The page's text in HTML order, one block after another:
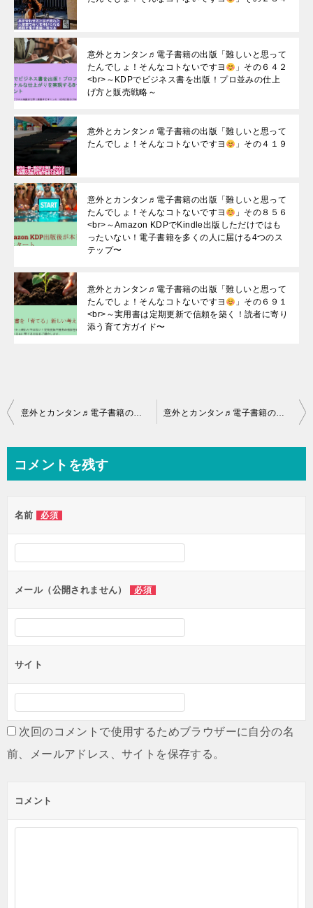
意外とカンタン♬電子書籍の出版「難しいと思って
たんでしょ！そんなコトないですヨ
」その６４２
<br>～KDPでビジネス書を出版！プロ並みの仕上
げ方と販売戦略～
意外とカンタン♬電子書籍の出版「難しいと思って
たんでしょ！そんなコトないですヨ
」その４１９
意外とカンタン♬電子書籍の出版「難しいと思って
たんでしょ！そんなコトないですヨ
」その８５６
<br>～Amazon KDPでKindle出版しただけではも
ったいない！電子書籍を多くの人に届ける4つのス
テップ〜
意外とカンタン♬電子書籍の出版「難しいと思って
たんでしょ！そんなコトないですヨ
」その６９１
<br>～実用書は定期更新で信頼を築く！読者に寄り
添う育て方ガイド〜
投
ビ
ー
シ
ョ
ン
意外とカンタン♬電子書籍の出版「難しいと思ってたんでしょ！そんなコトないですヨ 意外とカンタン♬電子書籍の出版「難しいと思ってたんでしょ！そんなコトないですヨ
コメントを残す
名前 必須
メール（公開されません） 必須
サイト
次回のコメントで使用するためブラウザーに自分の名
前、メールアドレス、サイトを保存する。
コメント